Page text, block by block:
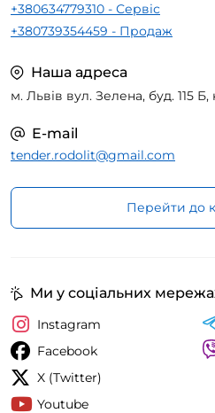
+380634779310 - Сервіс
+380739354459 - Продаж
Наша адреса
м. Львів вул. Зелена, буд. 115 Б,
E-mail
tender.rodolit@gmail.com
Перейти до
Ми у соціальних
Instagram
Facebook
X (Twitter)
Youtube